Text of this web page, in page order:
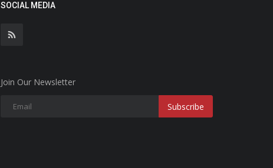
SOCIAL MEDIA
Join Our Newsletter
Subscribe